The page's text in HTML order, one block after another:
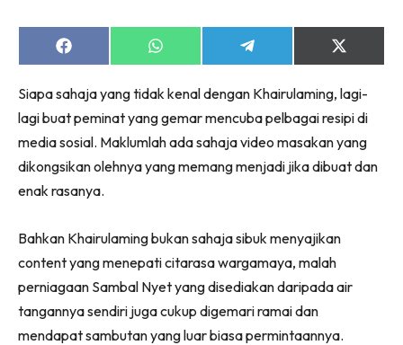
Share
on
Share
on
Share
on
Share
on
(Twitter)
Siapa sahaja yang tidak kenal dengan Khairulaming, lagi-
lagi buat peminat yang gemar mencuba pelbagai resipi di
media sosial. Maklumlah ada sahaja video masakan yang
dikongsikan olehnya yang memang menjadi jika dibuat dan
enak rasanya.
Bahkan Khairulaming bukan sahaja sibuk menyajikan
content yang menepati citarasa wargamaya, malah
perniagaan Sambal Nyet yang disediakan daripada air
tangannya sendiri juga cukup digemari ramai dan
mendapat sambutan yang luar biasa permintaannya.